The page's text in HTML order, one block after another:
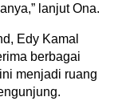
lanjut Ona.
Edy Kamal
berbagai
menjadi ruang